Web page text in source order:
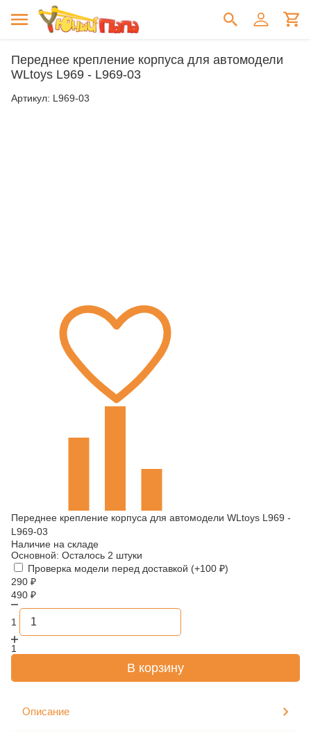
Переднее крепление корпуса для автомодели
WLtoys L969 - L969-03
Артикул: L969-03
Переднее крепление корпуса для автомодели WLtoys L969 -
L969-03
Наличие на складе
Основной: Осталось 2 штуки
Проверка модели перед доставкой (+100 ₽)
290 ₽
490 ₽
1
1
В корзину
Описание